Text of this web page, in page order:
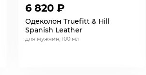
6 820 ₽
Одеколон Truefitt & Hill
Spanish Leather
для мужчин, 100 мл